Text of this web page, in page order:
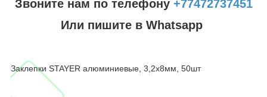
Звоните нам по телефону +77472737451
Или пишите в Whatsapp
Заклепки STAYER алюминиевые, 3,2х8мм, 50шт